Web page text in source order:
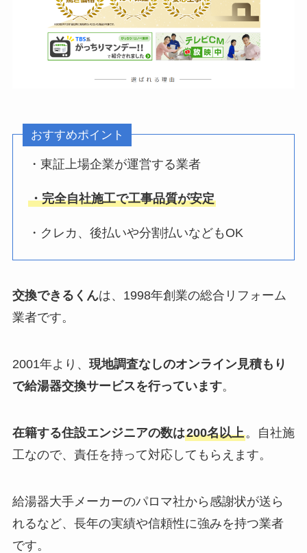
おすすめポイント
・東証上場企業が運営する業者
・完全自社施工で工事品質が安定
・クレカ、後払いや分割払いなどもOK
交換できるくんは、1998年創業の総合リフォーム
業者です。
2001年より、 現地調査なしのオンライン見積もり
で給湯器交換サービスを行っています。
在籍する住設エンジニアの数は200名以上。自社施
工なので、責任を持って対応してもらえます。
給湯器大手メーカーのパロマ社から感謝状が送ら
れるなど、長年の実績や信頼性に強みを持つ業者
です。